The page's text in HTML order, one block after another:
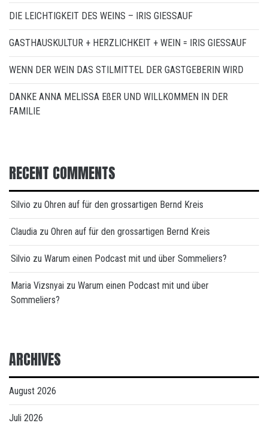
DIE LEICHTIGKEIT DES WEINS – IRIS GIESSAUF
GASTHAUSKULTUR + HERZLICHKEIT + WEIN = IRIS GIESSAUF
WENN DER WEIN DAS STILMITTEL DER GASTGEBERIN WIRD
DANKE ANNA MELISSA EßER UND WILLKOMMEN IN DER
FAMILIE
RECENT COMMENTS
Silvio zu Ohren auf für den grossartigen Bernd Kreis
Claudia zu Ohren auf für den grossartigen Bernd Kreis
Silvio zu Warum einen Podcast mit und über Sommeliers?
Maria Vizsnyai zu Warum einen Podcast mit und über
Sommeliers?
ARCHIVES
August 2026
Juli 2026